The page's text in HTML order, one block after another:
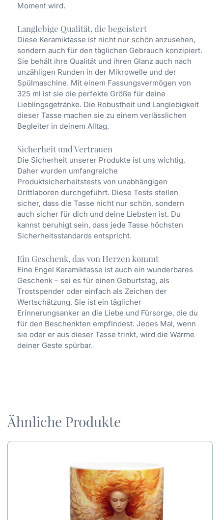
Moment wird.
Langlebige Qualität, die begeistert
Diese Keramiktasse ist nicht nur schön anzusehen,
sondern auch für den täglichen Gebrauch konzipiert.
Sie behält ihre Qualität und ihren Glanz auch nach
unzähligen Runden in der Mikrowelle und der
Spülmaschine. Mit einem Fassungsvermögen von
325 ml ist sie die perfekte Größe für deine
Lieblingsgetränke. Die Robustheit und Langlebigkeit
dieser Tasse machen sie zu einem verlässlichen
Begleiter in deinem Alltag.
Sicherheit und Vertrauen
Die Sicherheit unserer Produkte ist uns wichtig.
Daher wurden umfangreiche
Produktsicherheitstests von unabhängigen
Drittlaboren durchgeführt. Diese Tests stellen
sicher, dass die Tasse nicht nur schön, sondern
auch sicher für dich und deine Liebsten ist. Du
kannst beruhigt sein, dass jede Tasse höchsten
Sicherheitsstandards entspricht.
Ein Geschenk, das von Herzen kommt
Eine Engel Keramiktasse ist auch ein wunderbares
Geschenk – sei es für einen Geburtstag, als
Trostspender oder einfach als Zeichen der
Wertschätzung. Sie ist ein täglicher
Erinnerungsanker an die Liebe und Fürsorge, die du
für den Beschenkten empfindest. Jedes Mal, wenn
sie oder er aus dieser Tasse trinkt, wird die Wärme
deiner Geste spürbar.
Ähnliche Produkte